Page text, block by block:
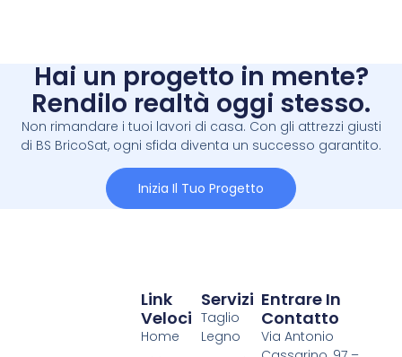
Hai un progetto in mente?
Rendilo realtà oggi stesso.
Non rimandare i tuoi lavori di casa. Con gli attrezzi giusti
di BS BricoSat, ogni sfida diventa un successo garantito.
Inizia Il Tuo Progetto
Servizi
Taglio
Legno
Link
Veloci
Home
Entrare In
Contatto
Via Antonio